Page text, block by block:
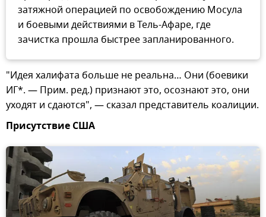
затяжной операцией по освобождению Мосула
и боевыми действиями в Тель-Афаре, где
зачистка прошла быстрее запланированного.
"Идея халифата больше не реальна… Они (боевики
ИГ*. — Прим. ред.) признают это, осознают это, они
уходят и сдаются", — сказал представитель коалиции.
Присутствие США